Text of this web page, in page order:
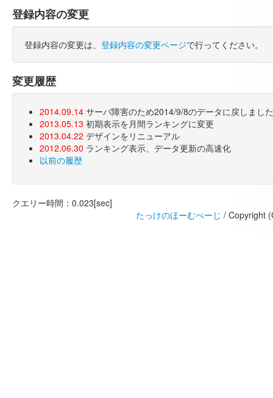
登録内容の変更
登録内容の変更は、 登録内容の変更ページで行ってください。
変更履歴
2014.09.14 サーバ障害のため2014/9/8のデータに戻しまし
2013.05.13 初期表示を月間ランキングに変更
2013.04.22 デザインをリニューアル
2012.06.30 ランキング表示、データ更新の高速化
以前の履歴
クエリー時間：0.023[sec]
たっけのほーむぺーじ / Copyright